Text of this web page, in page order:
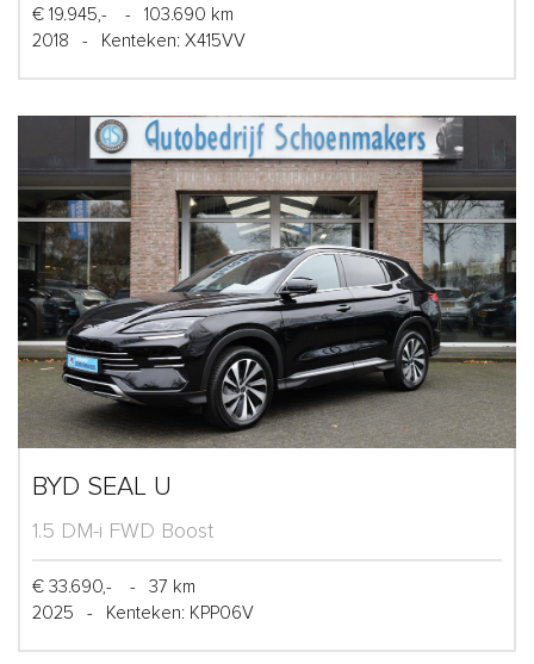
€ 19.945,- -
103.690 km
2018
- Kenteken: X415VV
BYD SEAL U
1.5 DM-i FWD Boost
€ 33.690,- -
37 km
2025
- Kenteken: KPP06V